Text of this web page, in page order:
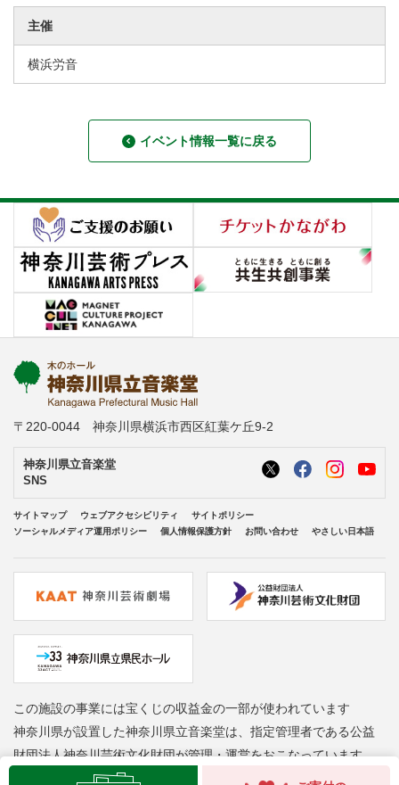
主催
横浜労音
イベント情報一覧に戻る
〒220-0044 神奈川県横浜市西区紅葉ケ丘9-2
神奈川県立音楽堂
SNS
サイトマップ ウェブアクセシビリティ
サイトポリシー
ソーシャルメディア運用ポリシー
個人情報保護方針 お問い合わせ やさしい日本語
この施設の事業には宝くじの収益金の一部が使われています
神奈川県が設置した神奈川県立音楽堂は、指定管理者である公益
財団法人神奈川芸術文化財団が管理・運営をおこなっています